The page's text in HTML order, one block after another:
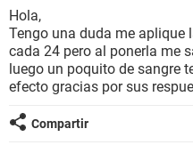
BIENESTAR
SEXUALIDAD
GLOSARIO
Hola,
Tengo una duda me
cada 24 pero al ponerla me
luego un poquito de sangre
efecto gracias por sus
Compartir